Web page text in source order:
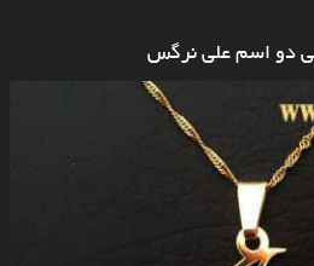
دو اسم علی نرگس